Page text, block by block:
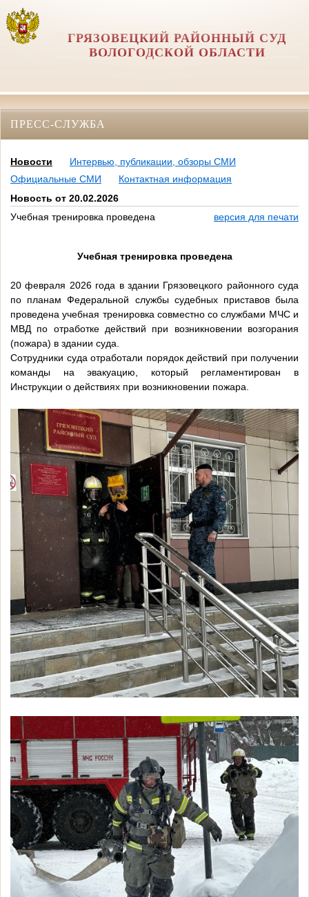
ГРЯЗОВЕЦКИЙ РАЙОННЫЙ СУД
ВОЛОГОДСКОЙ ОБЛАСТИ
ПРЕСС-СЛУЖБА
Новости
Интервью, публикации, обзоры СМИ
Официальные СМИ
Контактная информация
Новость от 20.02.2026
Учебная тренировка проведена
версия для печати
Учебная тренировка проведена
20 февраля 2026 года в здании Грязовецкого районного суда
по планам Федеральной службы судебных приставов была
проведена учебная тренировка совместно со службами МЧС и
МВД по отработке действий при возникновении возгорания
(пожара) в здании суда.
Сотрудники суда отработали порядок действий при получении
команды на эвакуацию, который регламентирован в
Инструкции о действиях при возникновении пожара.